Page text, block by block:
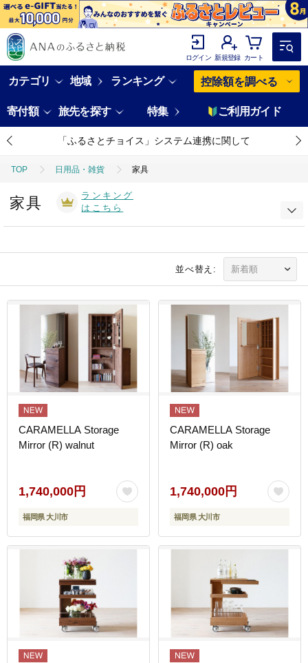
ログイン 新規登録 カート
カテゴリ 地域 ランキング 控除額を調べる
寄付額 旅先を探す 特集 ご利用ガイド
「ふるさとチョイス」システム連携に関して
TOP 日用品・雑貨 家具
家具
ランキング
はこちら
並べ替え:
CARAMELLA Storage
Mirror (R) walnut
1,740,000円
福岡県 大川市
CARAMELLA Storage
Mirror (R) oak
1,740,000円
福岡県 大川市